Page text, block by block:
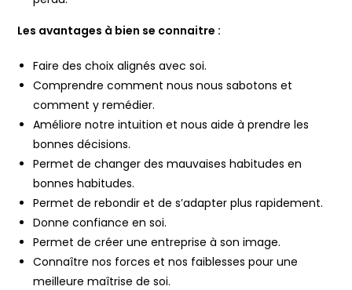
Les avantages à bien se connaitre :
Faire des choix alignés avec soi.
Comprendre comment nous nous sabotons et
comment y remédier.
Améliore notre intuition et nous aide à prendre les
bonnes décisions.
Permet de changer des mauvaises habitudes en
bonnes habitudes.
Permet de rebondir et de s’adapter plus rapidement.
Donne confiance en soi.
Permet de créer une entreprise à son image.
Connaître nos forces et nos faiblesses pour une
meilleure maîtrise de soi.